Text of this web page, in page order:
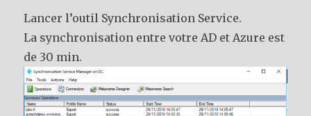
Lancer l’outil Synchronisation Service.
La synchronisation entre votre AD et Azure est
de 30 min.